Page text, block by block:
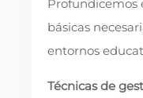
Profundicemos
básicas
entornos
Técnicas de